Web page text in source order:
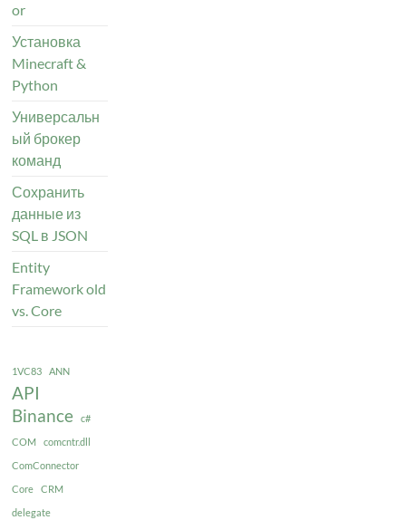
or
Установка
Minecraft &
Python
Универсальн
ый брокер
команд
Сохранить
данные из
SQL в JSON
Entity
Framework old
vs. Core
1VC83 ANN
API
Binance
c#
COM
comcntr.dll
ComConnector
Core
CRM
delegate